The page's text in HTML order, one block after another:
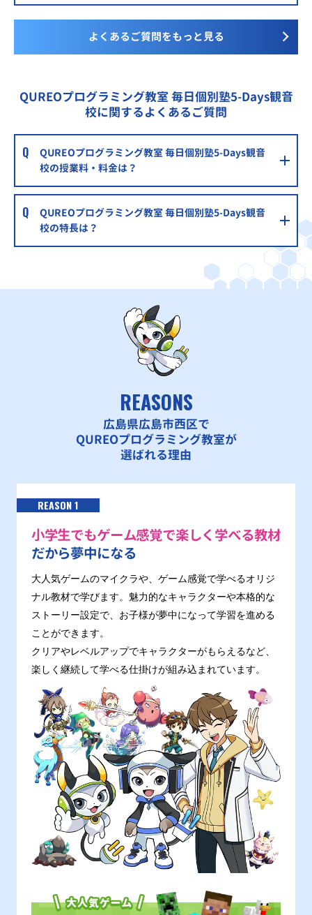
よくあるご質問をもっと見る
QUREOプログラミング教室 毎日個別塾5-Days観音
校に関するよくあるご質問
QUREOプログラミング教室 毎日個別塾5-Days観音
校の授業料・料金は？
QUREOプログラミング教室 毎日個別塾5-Days観音
校の特長は？
REASONS
広島県広島市西区で
QUREOプログラミング教室が
選ばれる理由
REASON 1
小学生でもゲーム感覚で楽しく学べる教材
だから夢中になる
大人気ゲームのマイクラや、ゲーム感覚で学べるオリジ
ナル教材で学びます。魅力的なキャラクターや本格的な
ストーリー設定で、お子様が夢中になって学習を進める
ことができます。
クリアやレベルアップでキャラクターがもらえるなど、
楽しく継続して学べる仕掛けが組み込まれています。